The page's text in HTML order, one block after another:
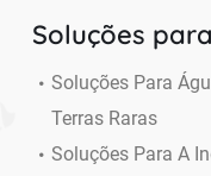
Soluções
Soluções Para
Terras Raras
Soluções Para A